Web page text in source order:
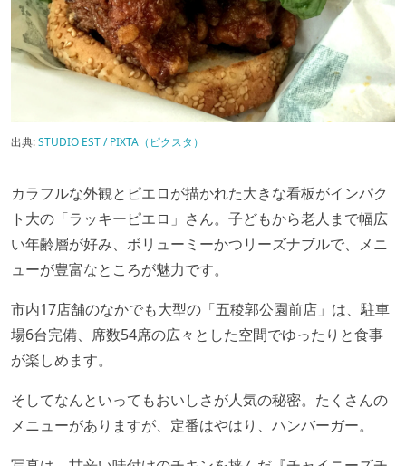
出典:STUDIO EST / PIXTA（ピクスタ）
カラフルな外観とピエロが描かれた大きな看板がインパク
ト大の「ラッキーピエロ」さん。子どもから老人まで幅広
い年齢層が好み、ボリューミーかつリーズナブルで、メニ
ューが豊富なところが魅力です。
市内17店舗のなかでも大型の「五稜郭公園前店」は、駐車
場6台完備、席数54席の広々とした空間でゆったりと食事
が楽しめます。
そしてなんといってもおいしさが人気の秘密。たくさんの
メニューがありますが、定番はやはり、ハンバーガー。